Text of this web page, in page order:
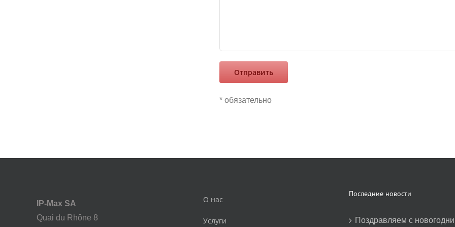
* обязательно
IP-Max SA
Quai du Rhône 8
О нас
Услуги
Последние новости
Поздравляем с